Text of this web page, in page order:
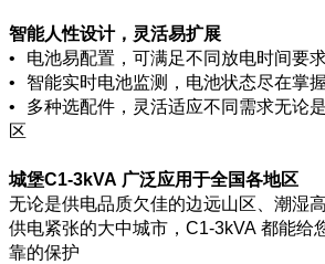
智能人性设计，灵活易扩展
• 电池易配置，可满足不同放电时间要
• 智能实时电池监测，电池状态尽在掌握
• 多种选配件，灵活适应不同需求无论
区
城堡C1-3kVA 广泛应用于全国各地区
无论是供电品质欠佳的边远山区、潮湿
供电紧张的大中城市，C1-3kVA 都能给
靠的保护